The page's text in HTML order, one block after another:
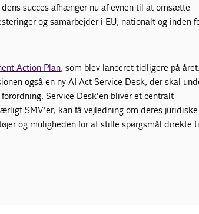
succes afhænger nu af evnen til at omsætte
og samarbejder i EU, nationalt og inden
Action Plan, som blev lanceret tidligere på
også en ny AI Act Service Desk, der skal
Service Desk'en bliver et centralt
SMV'er, kan få vejledning om deres juridiske
og muligheden for at stille spørgsmål direkte